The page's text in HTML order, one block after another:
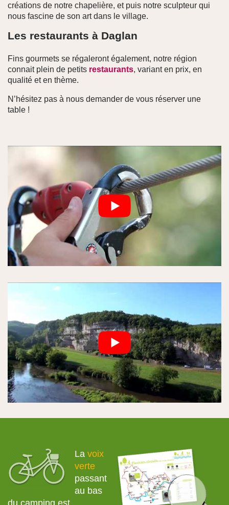
créations de notre chapelière, et puis notre sculpteur qui
nous fascine de son art dans le village.
Les restaurants à Daglan
Fins gourmets se régaleront également, notre région
connait plein de petits restaurants, variant en prix, en
qualité et en thème.
N’hésitez pas à nous demander de vous réserver une
table !
La voix
verte
passant
au bas